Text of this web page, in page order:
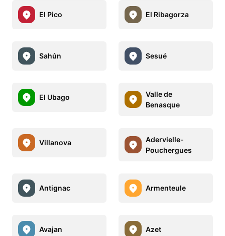
El Pico El Ribagorza
Sahún Sesué
El Ubago
Valle de
Benasque
Villanova
Adervielle-
Pouchergues
Antignac Armenteule
Avajan Azet